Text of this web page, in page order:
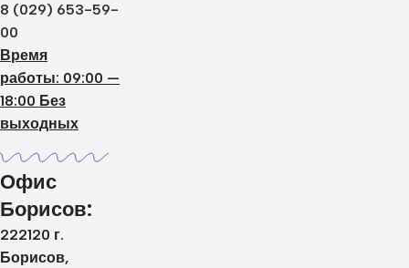
8 (029) 653-59-
00
Время
работы: 09:00 —
18:00 Без
выходных
Офис
Борисов:
222120 г.
Борисов,